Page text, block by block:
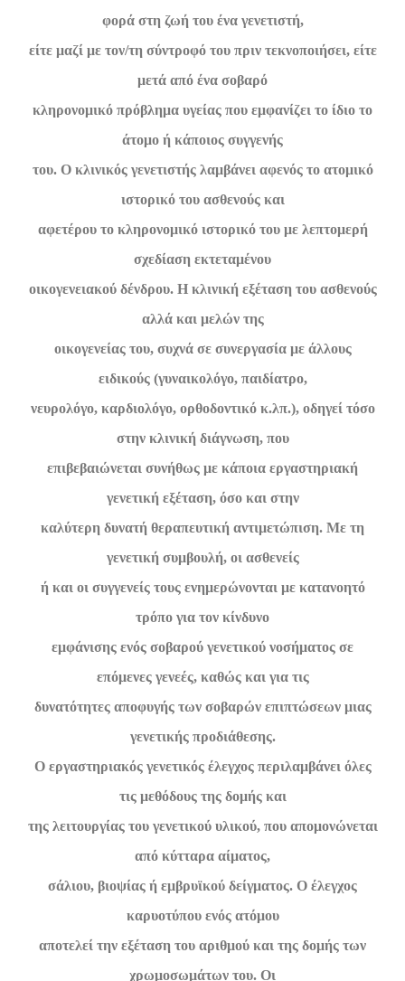
φορά στη ζωή του ένα γενετιστή,
είτε μαζί με τον/τη σύντροφό του πριν τεκνοποιήσει, είτε
μετά από ένα σοβαρό
κληρονομικό πρόβλημα υγείας που εμφανίζει το ίδιο το
άτομο ή κάποιος συγγενής
του. Ο κλινικός γενετιστής λαμβάνει αφενός το ατομικό
ιστορικό του ασθενούς και
αφετέρου το κληρονομικό ιστορικό του με λεπτομερή
σχεδίαση εκτεταμένου
οικογενειακού δένδρου. Η κλινική εξέταση του ασθενούς
αλλά και μελών της
οικογενείας του, συχνά σε συνεργασία με άλλους
ειδικούς (γυναικολόγο, παιδίατρο,
νευρολόγο, καρδιολόγο, ορθοδοντικό κ.λπ.), οδηγεί τόσο
στην κλινική διάγνωση, που
επιβεβαιώνεται συνήθως με κάποια εργαστηριακή
γενετική εξέταση, όσο και στην
καλύτερη δυνατή θεραπευτική αντιμετώπιση. Με τη
γενετική συμβουλή, οι ασθενείς
ή και οι συγγενείς τους ενημερώνονται με κατανοητό
τρόπο για τον κίνδυνο
εμφάνισης ενός σοβαρού γενετικού νοσήματος σε
επόμενες γενεές, καθώς και για τις
δυνατότητες αποφυγής των σοβαρών επιπτώσεων μιας
γενετικής προδιάθεσης.
Ο εργαστηριακός γενετικός έλεγχος περιλαμβάνει όλες
τις μεθόδους της δομής και
της λειτουργίας του γενετικού υλικού, που απομονώνεται
από κύτταρα αίματος,
σάλιου, βιοψίας ή εμβρυϊκού δείγματος. Ο έλεγχος
καρυοτύπου ενός ατόμου
αποτελεί την εξέταση του αριθμού και της δομής των
χρωμοσωμάτων του. Οι